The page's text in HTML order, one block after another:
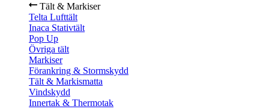
Tält & Markiser
Telta Lufttält
Inaca Stativtält
Pop Up
Övriga tält
Markiser
Förankring & Stormskydd
Tält & Markismatta
Vindskydd
Innertak & Thermotak